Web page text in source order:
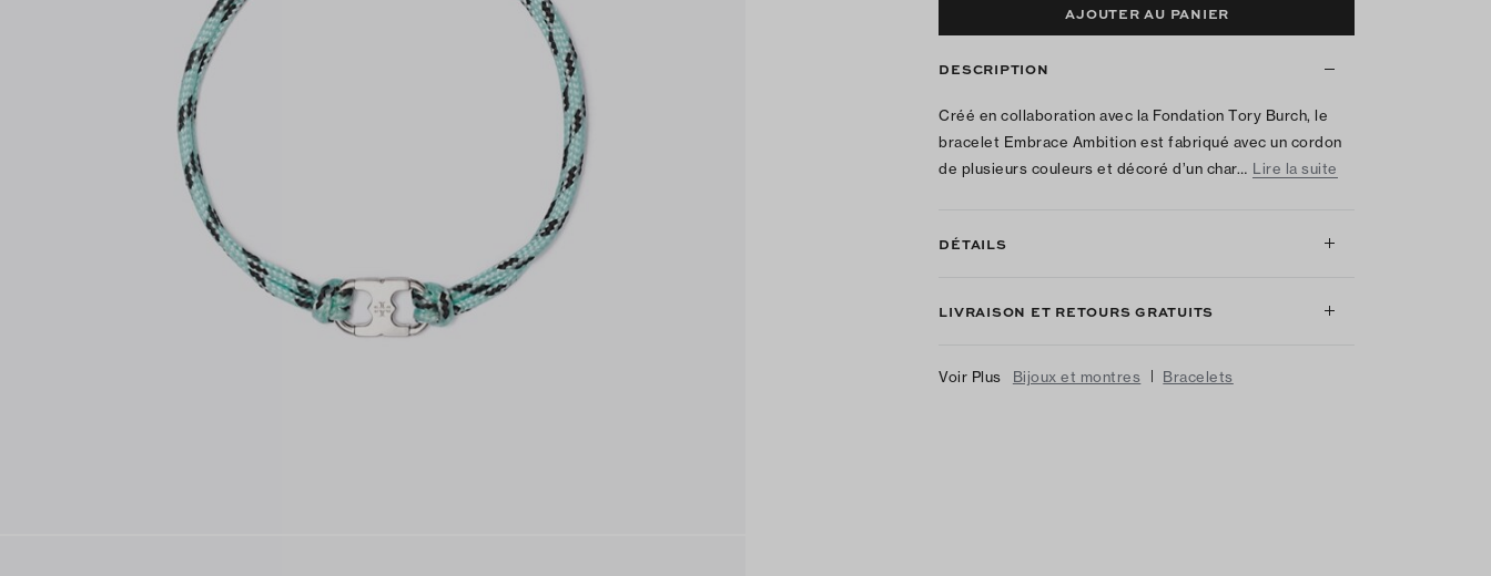
AJOUTER AU PANIER
DESCRIPTION
Créé en collaboration avec la Fondation Tory Burch, le
bracelet Embrace Ambition est fabriqué avec un cordon
de plusieurs couleurs et décoré d’un char… Lire la suite
DÉTAILS
LIVRAISON ET RETOURS GRATUITS
Voir Plus Bijoux et montres | Bracelets